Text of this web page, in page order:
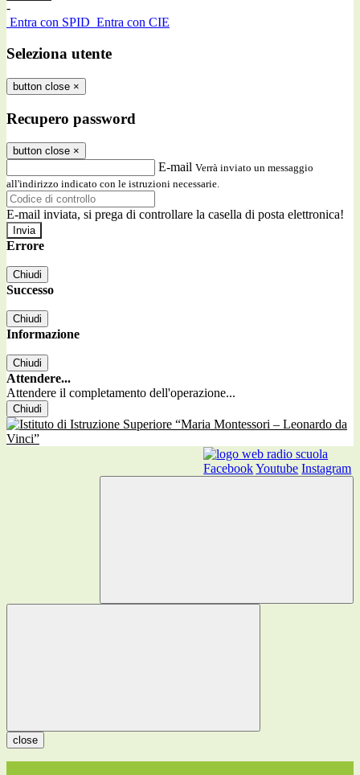
-
Entra con SPID Entra con CIE
Seleziona utente
button close ×
Recupero password
button close ×
E-mail Verrà inviato un messaggio
all'indirizzo indicato con le istruzioni necessarie.
E-mail inviata, si prega di controllare la casella di posta elettronica!
Errore
Chiudi
Successo
Chiudi
Informazione
Chiudi
Attendere...
Attendere il completamento dell'operazione...
Chiudi
FacebookYoutube Instagram
close